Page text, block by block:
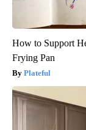
How to Support
Frying Pan
Plateful